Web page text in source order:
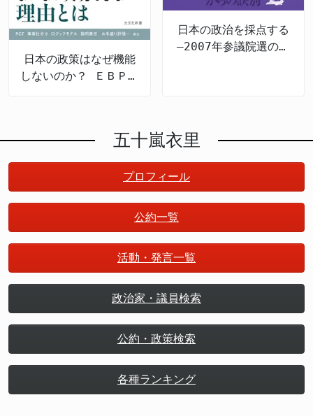
日本の政策はなぜ機能
しないのか？ ＥＢＰＭ
日本の政治を採点する
―2007年参議院選の公
五十嵐衣里
プロフィール
公約一覧
活動・発言一覧
政治家・議員検索
公約・政策検索
各種ランキング